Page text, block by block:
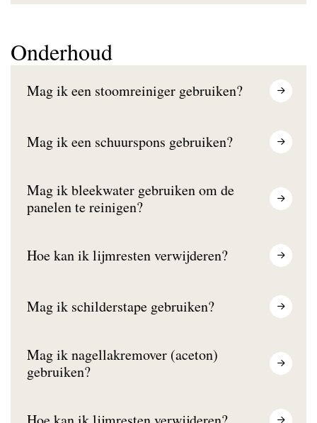
Onderhoud
Mag ik een stoomreiniger gebruiken?
Mag ik een schuurspons gebruiken?
Mag ik bleekwater gebruiken om de
panelen te reinigen?
Hoe kan ik lijmresten verwijderen?
Mag ik schilderstape gebruiken?
Mag ik nagellakremover (aceton)
gebruiken?